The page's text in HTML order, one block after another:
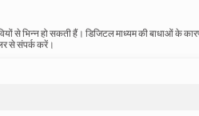
से भिन्न हो सकती हैं। डिजिटल माध्यम की बाधाओं के
से संपर्क करें।